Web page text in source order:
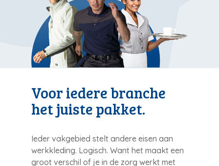
Voor iedere branche
het juiste pakket.
Ieder vakgebied stelt andere eisen aan
werkkleding. Logisch. Want het maakt een
groot verschil of je in de zorg werkt met